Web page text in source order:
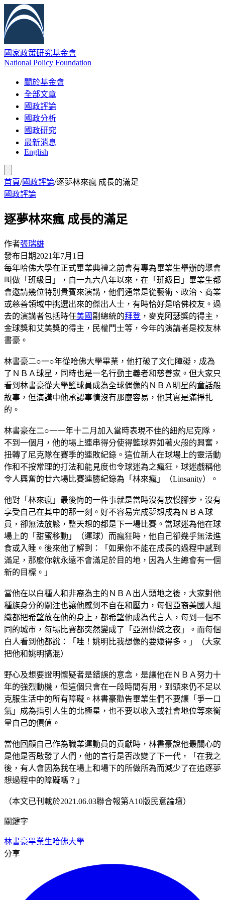
國家政策研究基金會
National Policy Foundation
關於基金會
全部文章
國政評論
國政分析
國政研究
最新消息
English
首頁/國政評論/逐夢林來瘋 成長的滿足
國政評論
逐夢林來瘋 成長的滿足
作者張瑞雄
發布日期2021年7月1日
每年哈佛大學在正式畢業典禮之前會有專為畢業生舉辦的聚會
叫做「班級日」，自一九六八年以來，在「班級日」畢業生都
會邀請幾位特別貴賓來演講，他們通常是從藝術、政治、商業
或慈善領域中挑選出來的傑出人士，有時恰好是哈佛校友。過
去的演講者包括時任美國 副總統的拜登 ，麥克阿瑟獎的得主，
金球獎和艾美獎的得主，民權鬥士等，今年的演講者是校友林
書豪。
林書豪二○一○年從哈佛大學畢業，他打破了文化障礙，成為
了ＮＢＡ球星，同時也是一名行動主義者和慈善家。但大家只
看到林書豪從大學籃球員成為全球偶像的ＮＢＡ明星的童話般
故事，但演講中他承認事情沒有那麼容易，他其實是滿掙扎
的。
林書豪在二○一一年十二月加入當時表現不佳的紐約尼克隊，
不到一個月，他的場上連串得分使得籃球界如著火般的興奮，
扭轉了尼克隊在賽季的連敗紀錄。這位新人在球場上的靈活動
作和不按常理的打法和能見度也令球迷為之瘋狂，球迷戲稱他
令人興奮的廿六場比賽連勝紀錄為「林來瘋」（Linsanity）。
他對「林來瘋」最後悔的一件事就是當時沒有放慢腳步，沒有
享受自己在其中的那一刻。好不容易完成夢想成為ＮＢＡ球
員，卻無法放鬆，整天想的都是下一場比賽。當球迷為他在球
場上的「甜蜜移動」（運球）而瘋狂時，他自己卻幾乎無法進
食或入睡。後來他了解到：「如果你不能在成長的過程中感到
滿足，那麼你就永遠不會滿足於目的地，因為人生總會有一個
新的目標。」
當他在以白種人和非裔為主的ＮＢＡ出人頭地之後，大家對他
種族身分的關注也讓他感到不自在和壓力，每個亞裔美國人組
織都把希望放在他的身上，都希望他成為代言人，每到一個不
同的城市，每場比賽都突然變成了「亞洲傳統之夜」。而每個
白人看到他都說：「哇！姚明比我想像的要矮得多。」（大家
把他和姚明搞混）
野心及想要證明懷疑者是錯誤的意念，是讓他在ＮＢＡ努力十
年的強烈動機，但這個只會在一段時間有用，到頭來仍不足以
克服生活中的所有障礙。林書豪勸告畢業生們不要讓「爭一口
氣」成為指引人生的北極星，也不要以收入或社會地位等來衡
量自己的價值。
當他回顧自己作為職業運動員的貢獻時，林書豪說他最關心的
是他是否啟發了人們，他的言行是否改變了下一代，「在我之
後，有人會因為我在場上和場下的所做所為而減少了在追逐夢
想過程中的障礙嗎？」
（本文已刊載於2021.06.03聯合報第A10版民意論壇）
關鍵字
林書豪畢業生哈佛大學
分享